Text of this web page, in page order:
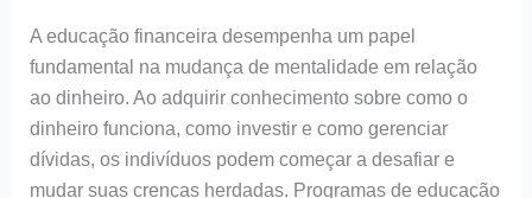
A educação financeira desempenha um papel
fundamental na mudança de mentalidade em relação
ao dinheiro. Ao adquirir conhecimento sobre como o
dinheiro funciona, como investir e como gerenciar
dívidas, os indivíduos podem começar a desafiar e
mudar suas crenças herdadas. Programas de educação